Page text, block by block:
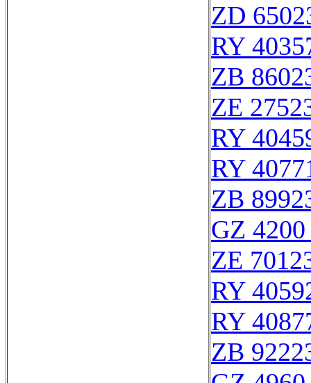
ZD
RY
ZB
ZE
RY
RY
ZB
GZ
ZE
RY
RY
ZB